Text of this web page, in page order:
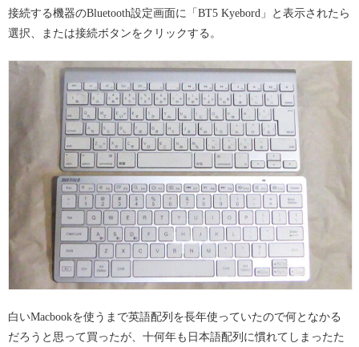
接続する機器のBluetooth設定画面に「BT5 Kyebord」と表示されたら
選択、または接続ボタンをクリックする。
白いMacbookを使うまで英語配列を長年使っていたので何となかる
だろうと思って買ったが、十何年も日本語配列に慣れてしまったた